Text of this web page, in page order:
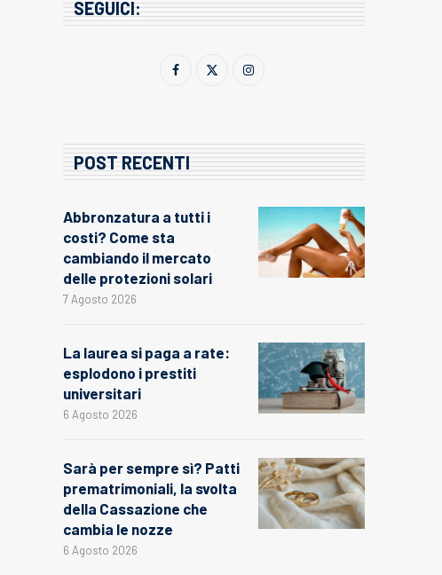
SEGUICI:
POST RECENTI
Abbronzatura a tutti i
costi? Come sta
cambiando il mercato
delle protezioni solari
7 Agosto 2026
La laurea si paga a rate:
esplodono i prestiti
universitari
6 Agosto 2026
Sarà per sempre sì? Patti
prematrimoniali, la svolta
della Cassazione che
cambia le nozze
6 Agosto 2026